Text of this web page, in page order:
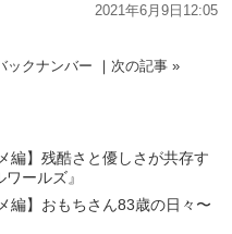
2021年6月9日12:05
ックナンバー ｜ 次の記事 »
編】残酷さと優しさが共存す
ールズ』
編】おもちさん83歳の日々〜